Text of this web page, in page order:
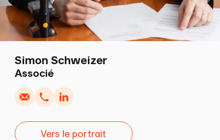
Simon Schweizer
Associé
Écrire Copier
Appel Copier
Vers le portrait